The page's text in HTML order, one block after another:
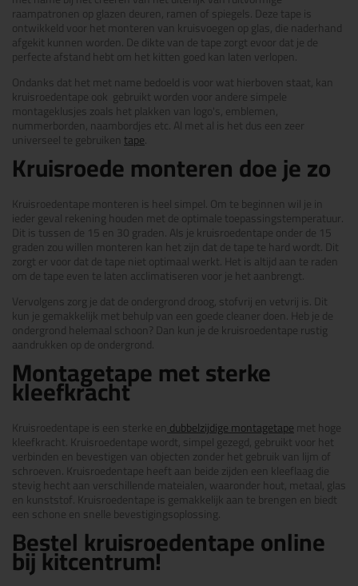
raampatronen op glazen deuren, ramen of spiegels. Deze tape is
ontwikkeld voor het monteren van kruisvoegen op glas, die naderhand
afgekit kunnen worden. De dikte van de tape zorgt evoor dat je de
perfecte afstand hebt om het kitten goed kan laten verlopen.
Ondanks dat het met name bedoeld is voor wat hierboven staat, kan
kruisroedentape ook gebruikt worden voor andere simpele
montageklusjes zoals het plakken van logo's, emblemen,
nummerborden, naambordjes etc. Al met al is het dus een zeer
universeel te gebruiken tape.
Kruisroede monteren doe je zo
Kruisroedentape monteren is heel simpel. Om te beginnen wil je in
ieder geval rekening houden met de optimale toepassingstemperatuur.
Dit is tussen de 15 en 30 graden. Als je kruisroedentape onder de 15
graden zou willen monteren kan het zijn dat de tape te hard wordt. Dit
zorgt er voor dat de tape niet optimaal werkt. Het is altijd aan te raden
om de tape even te laten acclimatiseren voor je het aanbrengt.
Vervolgens zorg je dat de ondergrond droog, stofvrij en vetvrij is. Dit
kun je gemakkelijk met behulp van een goede cleaner doen. Heb je de
ondergrond helemaal schoon? Dan kun je de kruisroedentape rustig
aandrukken op de ondergrond.
Montagetape met sterke
kleefkracht
Kruisroedentape is een sterke endubbelzijdige montagetapemet hoge
kleefkracht. Kruisroedentape wordt, simpel gezegd, gebruikt voor het
verbinden en bevestigen van objecten zonder het gebruik van lijm of
schroeven. Kruisroedentape heeft aan beide zijden een kleeflaag die
stevig hecht aan verschillende mateialen, waaronder hout, metaal, glas
en kunststof. Kruisroedentape is gemakkelijk aan te brengen en biedt
een schone en snelle bevestigingsoplossing.
Bestel kruisroedentape online
bij kitcentrum!